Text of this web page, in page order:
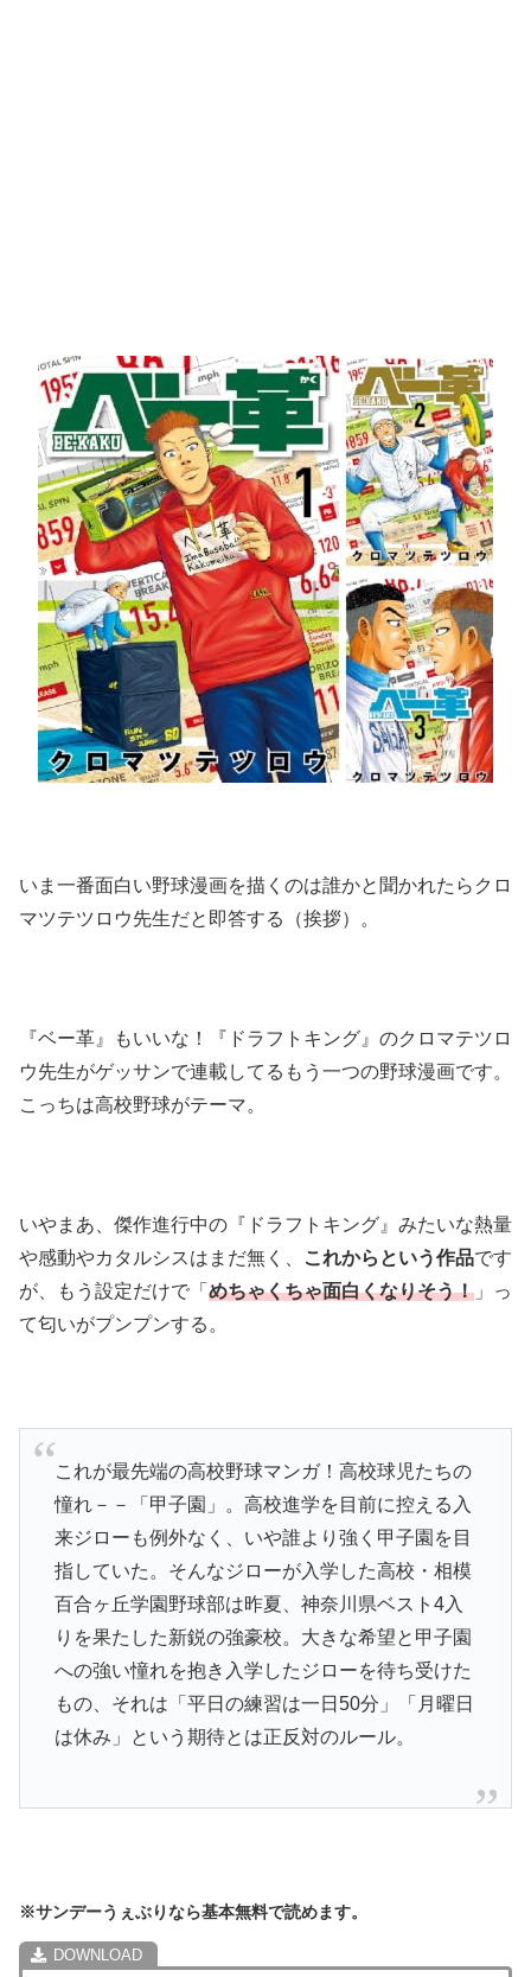
いま一番面白い野球漫画を描くのは誰かと聞かれたらクロ
マツテツロウ先生だと即答する（挨拶）。
『ベー革』もいいな！『ドラフトキング』のクロマテツロ
ウ先生がゲッサンで連載してるもう一つの野球漫画です。
こっちは高校野球がテーマ。
いやまあ、傑作進行中の『ドラフトキング』みたいな熱量
や感動やカタルシスはまだ無く、
これからという作品です
が、もう設定だけで「 めちゃくちゃ面白くなりそう！ 」っ
て匂いがプンプンする。
これが最先端の高校野球マンガ！高校球児たちの
憧れ－－「甲子園」。高校進学を目前に控える入
来ジローも例外なく、いや誰より強く甲子園を目
指していた。そんなジローが入学した高校・相模
百合ヶ丘学園野球部は昨夏、神奈川県ベスト4入
りを果たした新鋭の強豪校。大きな希望と甲子園
への強い憧れを抱き入学したジローを待ち受けた
もの、それは「平日の練習は一日50分」「月曜日
は休み」という期待とは正反対のルール。
※サンデーうぇぶりなら基本無料で読めます。